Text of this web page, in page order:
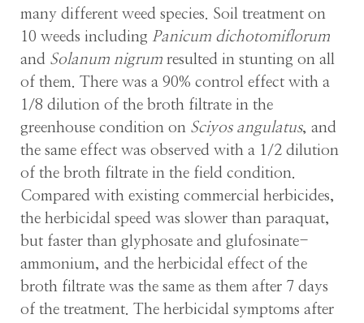
many different weed species. Soil treatment on
10 weeds including Panicum dichotomiflorum
and Solanum nigrum resulted in stunting on all
of them. There was a 90% control effect with a
1/8 dilution of the broth filtrate in the
greenhouse condition on Sciyos angulatus, and
the same effect was observed with a 1/2 dilution
of the broth filtrate in the field condition.
Compared with existing commercial herbicides,
the herbicidal speed was slower than paraquat,
but faster than glyphosate and glufosinate-
ammonium, and the herbicidal effect of the
broth filtrate was the same as them after 7 days
of the treatment. The herbicidal symptoms after